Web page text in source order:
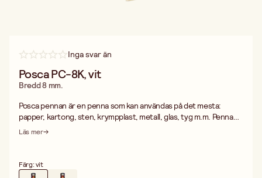
Inga svar än
Posca PC-8K, vit
Bredd 8 mm.
Posca pennan är en penna som kan användas på det mesta:
papper, kartong, sten, krympplast, metall, glas, tyg m.m. Pennan
är permanent på porösa underlag och kan tvättas/gnuggas bort
Färgen är täckande, även på svarta och mörka underlag.
Poscapennan har hög hållbarhet mot ljus.
Läs mer
Färg: vit